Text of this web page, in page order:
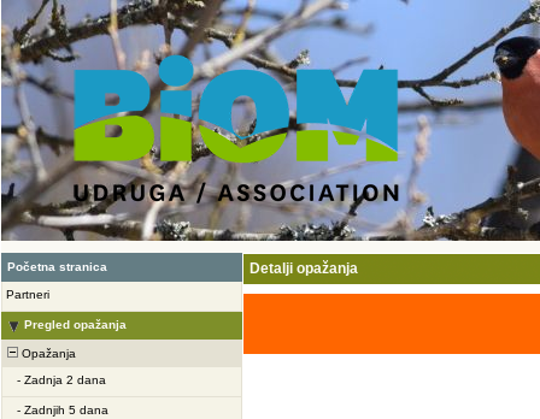
Početna stranica
Partneri
Pregled opažanja
Opažanja
- Zadnja 2 dana
- Zadnjih 5 dana
Detalji opažanja